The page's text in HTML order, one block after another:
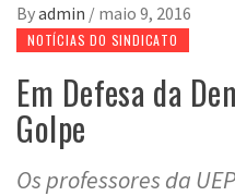
Byadmin / maio 9, 2016
NOTÍCIAS DO SINDICATO
Em Defesa da
Golpe
Os professores da